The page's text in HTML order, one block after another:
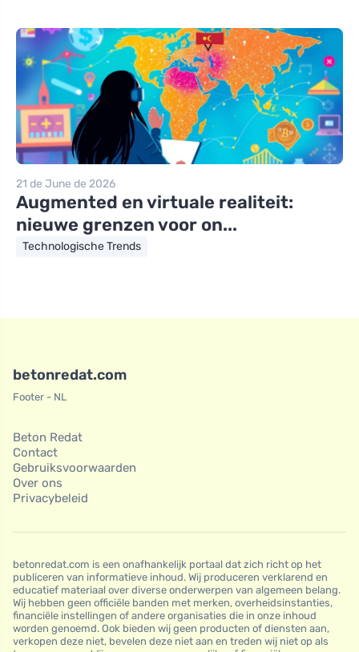
21 de June de 2026
Augmented en virtuale realiteit:
nieuwe grenzen voor on...
Technologische Trends
betonredat.com
Footer - NL
Beton Redat
Contact
Gebruiksvoorwaarden
Over ons
Privacybeleid
betonredat.com is een onafhankelijk portaal dat zich richt op het
publiceren van informatieve inhoud. Wij produceren verklarend en
educatief materiaal over diverse onderwerpen van algemeen belang.
Wij hebben geen officiële banden met merken, overheidsinstanties,
financiële instellingen of andere organisaties die in onze inhoud
worden genoemd. Ook bieden wij geen producten of diensten aan,
verkopen deze niet, bevelen deze niet aan en treden wij niet op als